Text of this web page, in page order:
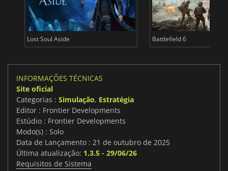
Lost Soul Aside Battlefield 6
INFORMAÇÕES TÉCNICAS
Site oficial
Categorias : Simulação, Estratégia
Editor : Frontier Developments
Estúdio : Frontier Developments
Modo(s) : Solo
Data de Lançamento : 21 de outubro de 2025
Última atualização: 1.3.5 - 29/06/26
Requisitos de Sistema